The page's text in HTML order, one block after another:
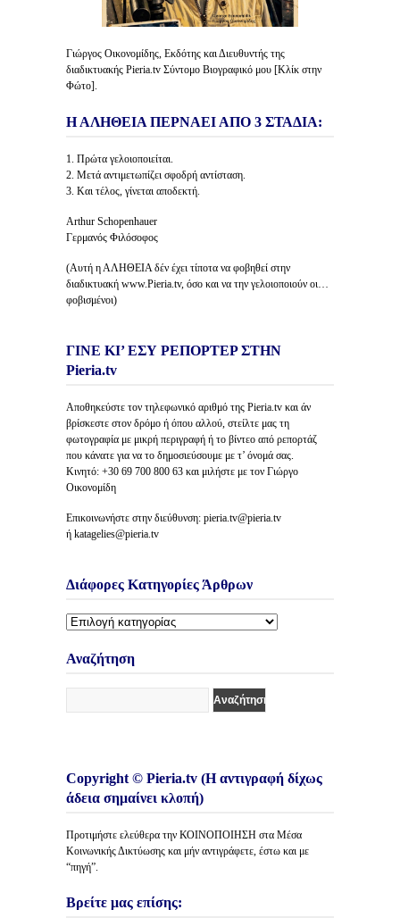
Γιώργος Οικονομίδης, Εκδότης και Διευθυντής της
διαδικτυακής Pieria.tv Σύντομο Βιογραφικό μου [Κλίκ στην
Φώτο].
Η ΑΛΗΘΕΙΑ ΠΕΡΝΑΕΙ ΑΠΟ 3 ΣΤΑΔΙΑ:
1. Πρώτα γελοιοποιείται.
2. Μετά αντιμετωπίζει σφοδρή αντίσταση.
3. Και τέλος, γίνεται αποδεκτή.
Arthur Schopenhauer
Γερμανός Φιλόσοφος
(Αυτή η ΑΛΗΘΕΙΑ δέν έχει τίποτα να φοβηθεί στην
διαδικτυακή www.Pieria.tv, όσο και να την γελοιοποιούν οι…
φοβισμένοι)
ΓΙΝΕ ΚΙ’ ΕΣΥ ΡΕΠΟΡΤΕΡ ΣΤΗΝ
Pieria.tv
Αποθηκεύστε τον τηλεφωνικό αριθμό της Pieria.tv και άν
βρίσκεστε στον δρόμο ή όπου αλλού, στείλτε μας τη
φωτογραφία με μικρή περιγραφή ή το βίντεο από ρεπορτάζ
που κάνατε για να το δημοσιεύσουμε με τ’ όνομά σας.
Κινητό: +30 69 700 800 63 και μιλήστε με τον Γιώργο
Οικονομίδη
Επικοινωνήστε στην διεύθυνση: pieria.tv@pieria.tv
ή katagelies@pieria.tv
Διάφορες Κατηγορίες Άρθρων
Διάφορες
Άρθρων
Αναζήτηση
Copyright © Pieria.tv (Η αντιγραφή δίχως
άδεια σημαίνει κλοπή)
Προτιμήστε ελεύθερα την ΚΟΙΝΟΠΟΙΗΣΗ στα Μέσα
Κοινωνικής Δικτύωσης και μήν αντιγράφετε, έστω και με
“πηγή”.
Βρείτε μας επίσης: